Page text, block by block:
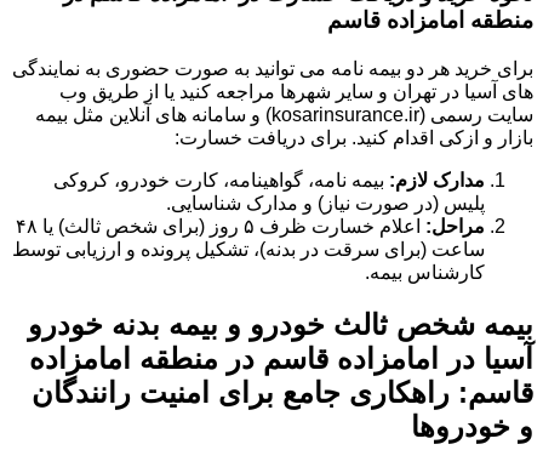
منطقه امامزاده قاسم
برای خرید هر دو بیمه نامه می توانید به صورت حضوری به نمایندگی
های آسیا در تهران و سایر شهرها مراجعه کنید یا از طریق وب
سایت رسمی (kosarinsurance.ir) و سامانه های آنلاین مثل بیمه
بازار و ازکی اقدام کنید. برای دریافت خسارت:
مدارک لازم: بیمه نامه، گواهینامه، کارت خودرو، کروکی
پلیس (در صورت نیاز) و مدارک شناسایی.
مراحل:
اعلام خسارت ظرف ۵ روز (برای شخص ثالث) یا ۴۸
ساعت (برای سرقت در بدنه)، تشکیل پرونده و ارزیابی توسط
کارشناس بیمه.
بیمه شخص ثالث خودرو و بیمه بدنه خودرو
آسیا در امامزاده قاسم در منطقه امامزاده
قاسم: راهکاری جامع برای امنیت رانندگان
و خودروها